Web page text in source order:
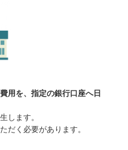
用を、指定の銀行口座へ日
します。
だく必要があります。